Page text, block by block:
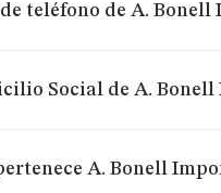
teléfono de A. Bonell
Social de A. Bonell
A. Bonell